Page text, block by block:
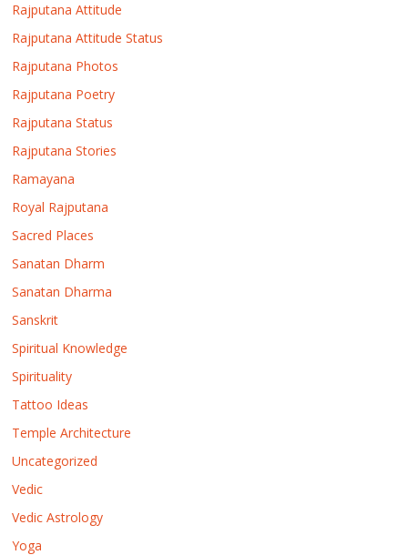
Rajputana Attitude
Rajputana Attitude Status
Rajputana Photos
Rajputana Poetry
Rajputana Status
Rajputana Stories
Ramayana
Royal Rajputana
Sacred Places
Sanatan Dharm
Sanatan Dharma
Sanskrit
Spiritual Knowledge
Spirituality
Tattoo Ideas
Temple Architecture
Uncategorized
Vedic
Vedic Astrology
Yoga